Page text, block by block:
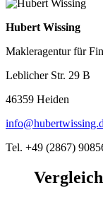
Hubert Wissing
Makleragentur für
Leblicher Str. 29 B
46359 Heiden
Tel. +49 (2867)